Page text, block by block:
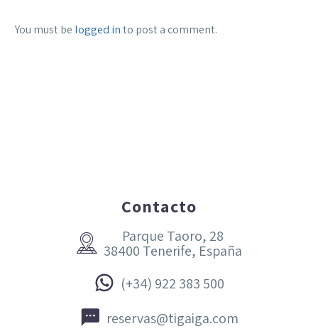
You must be logged into post a comment.
Contacto


Parque Taoro, 28
38400 Tenerife, España

 (+34) 922 383 500

 reservas@tigaiga.com